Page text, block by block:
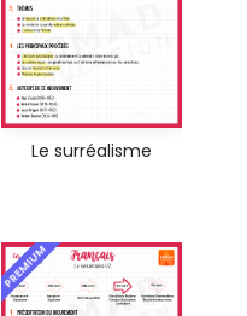
Le surréalisme
PREMIUM